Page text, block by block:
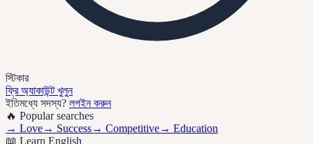
স্টিকার
ফ্রি অ্যাকাউন্ট খুলুন
ইতিমধ্যে সদস্য? লগইন করুন
🔥 Popular searches
→ Love→ Success→ Competitive→ Education
📖 Learn English